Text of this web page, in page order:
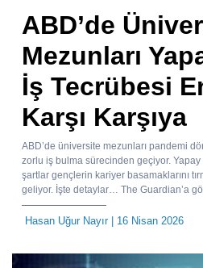
ABD’de
Mezunları
İş Tecrübesi
Karşı Karşıya
ABD’de üniversite mezunları pandemi
zorlu iş bulma sürecinden geçiyor.
şartlar gençlerin kariyer basamaklarını
geliyor. İşte detaylar… The Guardian’a
Hasan Uğur Nayır| 16 Nisan 2026